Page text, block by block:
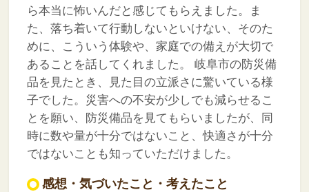
ら本当に怖いんだと感じてもらえました。ま
た、落ち着いて行動しないといけない、そのた
めに、こういう体験や、家庭での備えが大切で
あることを話してくれました。
岐阜市の防災備
品を見たとき、見た目の立派さに驚いている様
子でした。災害への不安が少しでも減らせるこ
とを願い、防災備品を見てもらいましたが、同
時に数や量が十分ではないこと、快適さが十分
ではないことも知っていただけました。
感想・気づいたこと・考えたこと